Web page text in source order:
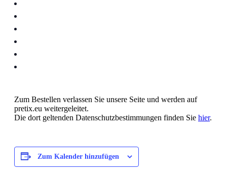
Zum Bestellen verlassen Sie unsere Seite und werden auf
pretix.eu weitergeleitet.
Die dort geltenden Datenschutzbestimmungen finden Sie hier.
Zum Kalender hinzufügen